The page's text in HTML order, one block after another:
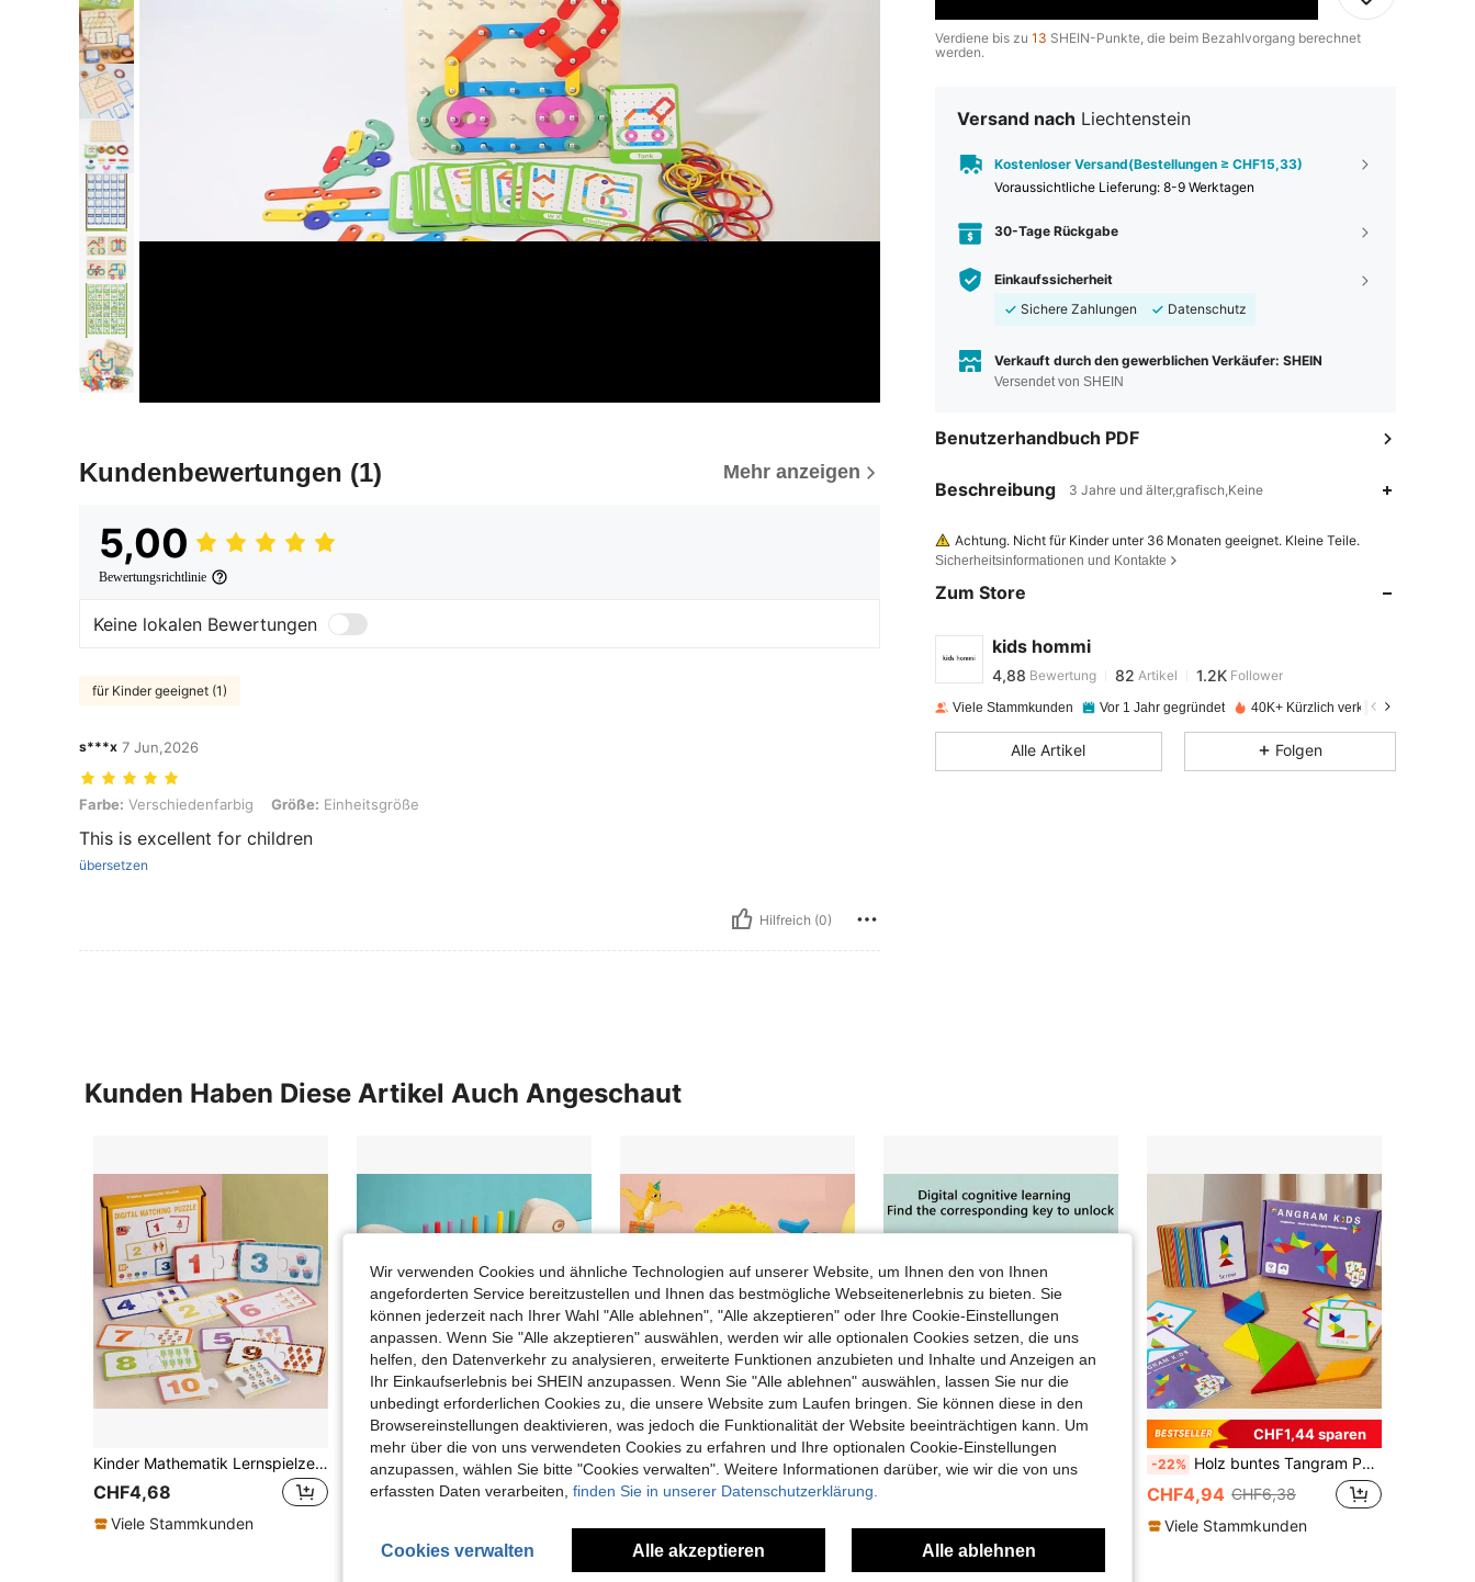
Kundenbewertungen (1) Mehr anzeigen
5,00
Bewertungsrichtlinie
Keine lokalen Bewertungen
für Kinder geeignet (1)
s***x 7 Jun,2026
Farbe: Verschiedenfarbig, Größe: Einheitsgröße
Farbe: Verschiedenfarbig Größe: Einheitsgröße
This is excellent for children
übersetzen
Hilfreich (0)
Verdiene bis zu 13 SHEIN-Punkte, die beim Bezahlvorgang berechnet
werden.
Versand nach Liechtenstein
Kostenloser Versand(Bestellungen ≥ CHF15,33)
Voraussichtliche Lieferung: 8-9 Werktagen
30-Tage Rückgabe
Einkaufssicherheit
Sichere Zahlungen
Datenschutz
Verkauft durch den gewerblichen Verkäufer: SHEIN
Versendet von SHEIN
Benutzerhandbuch PDF
Beschreibung 3 Jahre und älter,grafisch,Keine
Achtung. Nicht für Kinder unter 36 Monaten geeignet. Kleine Teile.
Sicherheitsinformationen und Kontakte
Zum Store
kids hommi
4,88 82 1.2K
4,88 Bewertung 82 Artikel 1.2K Follower
4,88
Viele Stammkunden Vor 1 Jahr gegründet 40K+ Kürzlich verkauft
Alle Artikel Folgen
Kunden Haben Diese Artikel Auch Angeschaut
Kinder Mathematik Lernspielzeug Zahlen Zuordnungspuzzle, Zahlenerkennung, Mengenpaare, Mathematik Frühförderung Spielzeug für Zuhause, Rechenfertigkeiten Entwicklungspuzzle, für Kinder von 2-5 Jahren, Geschenk zum Kindertag, Geschenk für den Kindergarten
CHF4,68
Viele Stammkunden
Farb-Matching Peg Solitaire Spiel, 30 beidseitig bedruckte Kartenpaare mit 60 Übungen, verbessert Feinmotorik und logisches Denken, Fischgräten-Peg-Spielzeug
CHF6,78
-24% Holz Dinosaurier Stapelturm Bauklötze Spielzeug, Balance & Fokus Trainings Spielzeug, Eltern-Kind interaktives Partyspielzeug, geeignet für Kinder von 2-5 Jahren, Geschenk für Feiertage
CHF4,04 CHF5,38
Viele Stammkunden
CHF1,44 sparen
-22% Holz buntes Tangram Puzzle Brett, Bildungsspielzeug zur Entwicklung von intellektuellen, numerischen, alphabetischen, geometrischen Formen, Gedächtnis, logischem Denken und Schlussfolgerungsfähigkeiten
CHF4,94 CHF6,38
Viele Stammkunden
Wir verwenden Cookies und ähnliche Technologien auf unserer Website, um Ihnen den von Ihnen
angeforderten Service bereitzustellen und Ihnen das bestmögliche Webseitenerlebnis zu bieten. Sie
können jederzeit nach Ihrer Wahl "Alle ablehnen", "Alle akzeptieren" oder Ihre Cookie-Einstellungen
anpassen. Wenn Sie "Alle akzeptieren" auswählen, werden wir alle optionalen Cookies setzen, die uns
helfen, den Datenverkehr zu analysieren, erweiterte Funktionen anzubieten und Inhalte und Anzeigen an
Ihr Einkaufserlebnis bei SHEIN anzupassen. Wenn Sie "Alle ablehnen" auswählen, lassen Sie nur die
unbedingt erforderlichen Cookies zu, die unsere Website zum Laufen bringen. Sie können diese in den
Browsereinstellungen deaktivieren, was jedoch die Funktionalität der Website beeinträchtigen kann. Um
mehr über die von uns verwendeten Cookies zu erfahren und Ihre optionalen Cookie-Einstellungen
anzupassen, wählen Sie bitte "Cookies verwalten". Weitere Informationen darüber, wie wir die von uns
erfassten Daten verarbeiten, finden Sie in unserer Datenschutzerklärung.
Cookies verwalten Alle akzeptieren Alle ablehnen